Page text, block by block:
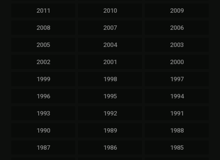
2011 2010 2009
2008 2007 2006
2005 2004 2003
2002 2001 2000
1999 1998 1997
1996 1995 1994
1993 1992 1991
1990 1989 1988
1987 1986 1985